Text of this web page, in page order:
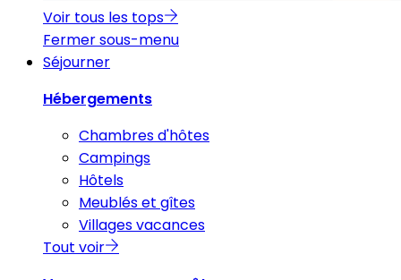
Voir tous les tops
Fermer sous-menu
Séjourner
Hébergements
Chambres d'hôtes
Campings
Hôtels
Meublés et gîtes
Villages vacances
Tout voir